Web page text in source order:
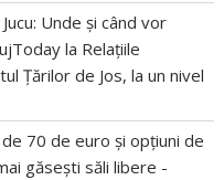
Unde și când vor
la Relațiile
Țărilor de Jos, la un nivel
70 de euro și opțiuni de
găsești săli libere -